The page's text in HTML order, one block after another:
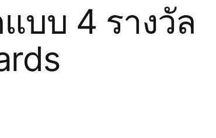
บบ 4 รางวัล